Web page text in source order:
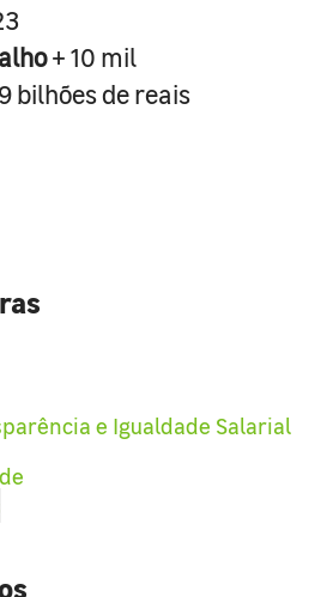
+ 10 mil
bilhões de reais
e Igualdade Salarial